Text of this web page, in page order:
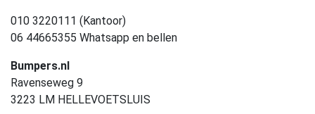
010 3220111 (Kantoor)
06 44665355 Whatsapp en bellen
Bumpers.nl
Ravenseweg 9
3223 LM HELLEVOETSLUIS